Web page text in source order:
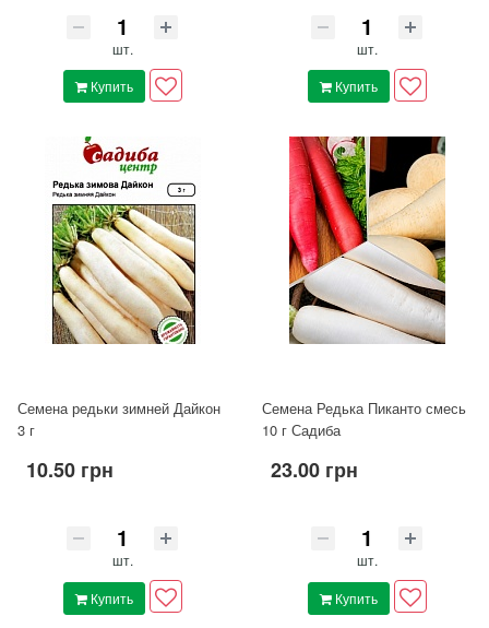
шт.
Купить
шт.
Купить
Семена редьки зимней Дайкон
3 г
10.50 грн
шт.
Купить
Семена Редька Пиканто смесь
10 г Садиба
23.00 грн
шт.
Купить